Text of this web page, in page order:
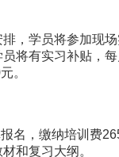
，学员将参加现
将有实习补贴，
。
名，缴纳培训费
和复习大纲。